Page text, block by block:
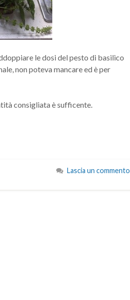
le dosi del pesto di basilico
non poteva mancare ed è per
consigliata è sufficente.
Lascia un commento